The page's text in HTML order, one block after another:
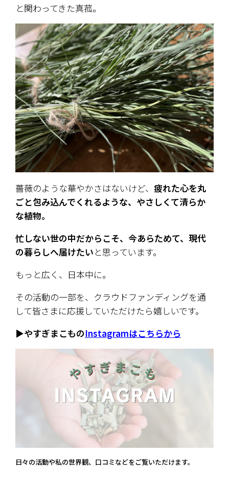
と関わってきた真菰。
薔薇のような華やかさはないけど、 疲れた心を丸
ごと包み込んでくれるような、やさしくて清らか
な植物。
忙しない世の中だからこそ、今あらためて、現代
の暮らしへ届けたい と思っています。
もっと広く、日本中に。
その活動の一部を、クラウドファンディングを通
して皆さまに応援していただけたら嬉しいです。
▶︎やすぎまこものInstagramはこちらから
日々の活動や私の世界観、口コミなどをご覧いただけます。